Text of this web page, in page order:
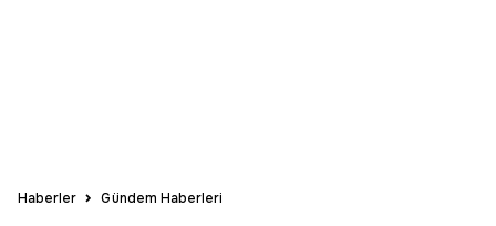
Haberler Gündem Haberleri